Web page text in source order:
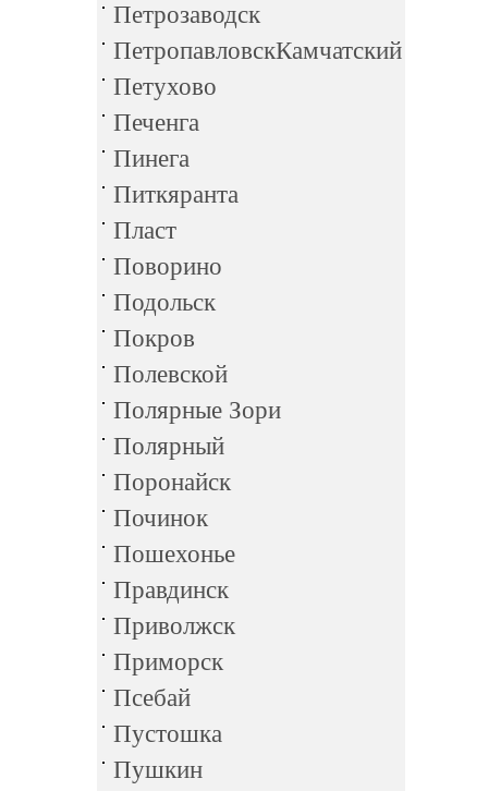
Петрозаводск
ПетропавловскКамчатский
Петухово
Печенга
Пинега
Питкяранта
Пласт
Поворино
Подольск
Покров
Полевской
Полярные Зори
Полярный
Поронайск
Починок
Пошехонье
Правдинск
Приволжск
Приморск
Псебай
Пустошка
Пушкин